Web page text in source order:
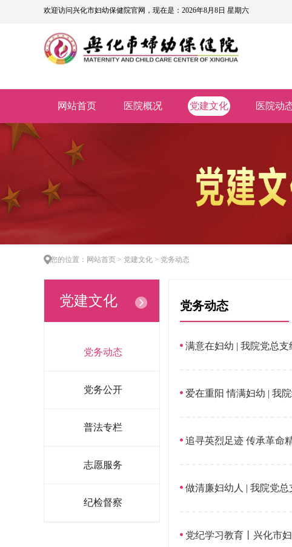
欢迎访问兴化市妇幼保健院官网，现在是：2026年8月8日 星期六
网站首页 医院概况 党建文化 医院动
您的位置：网站首页 > 党建文化 > 党务动态
党建文化
党务动态
党务公开
普法专栏
志愿服务
纪检督察
党务动态
满意在妇幼 | 我院党总
爱在重阳 情满妇幼 | 我
追寻英烈足迹 传承革命
做清廉妇幼人 | 我院党
党纪学习教育丨兴化市